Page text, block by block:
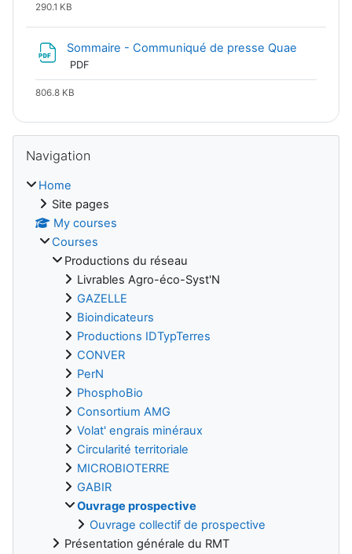
290.1 KB
Sommaire - Communiqué de presse Quae
PDF
806.8 KB
Blocks
Navigation
Home
Site pages
My courses
Courses
Productions du réseau
Livrables Agro-éco-Syst'N
GAZELLE
Bioindicateurs
Productions IDTypTerres
CONVER
PerN
PhosphoBio
Consortium AMG
Volat' engrais minéraux
Circularité territoriale
MICROBIOTERRE
GABIR
Ouvrage prospective
Ouvrage collectif de prospective
Présentation générale du RMT